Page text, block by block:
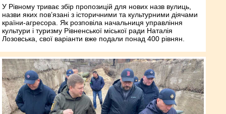
У Рівному триває збір пропозицій для нових назв вулиць,
назви яких пов’язані з історичними та культурними діячами
країни-агресора. Як розповіла начальниця управління
культури і туризму Рівненської міської ради Наталія
Лозовська, свої варіанти вже подали понад 400 рівнян.